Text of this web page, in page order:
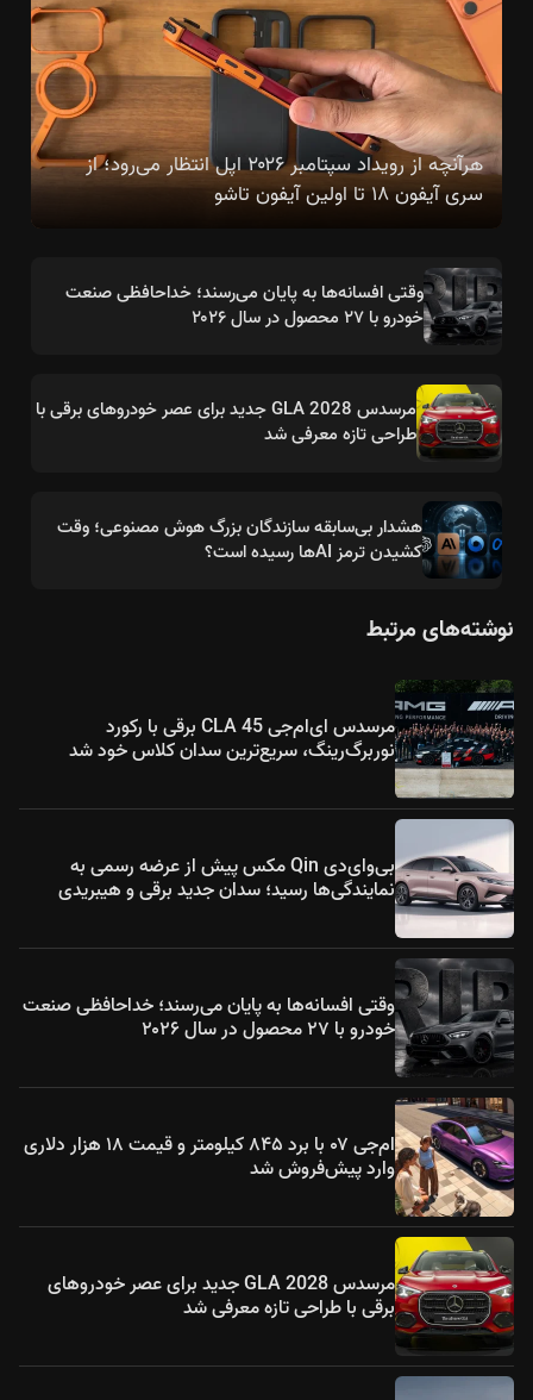
هرآنچه از رویداد سپتامبر ۲۰۲۶ اپل انتظار می‌رود؛ از
سری آیفون ۱۸ تا اولین آیفون تاشو
وقتی افسانه‌ها به پایان می‌رسند؛ خداحافظی صنعت
خودرو با ۲۷ محصول در سال ۲۰۲۶
مرسدس GLA 2028 جدید برای عصر خودروهای برقی با
طراحی تازه معرفی شد
هشدار بی‌سابقه سازندگان بزرگ هوش مصنوعی؛ وقت
کشیدن ترمز AIها رسیده است؟
نوشته‌های مرتبط
مرسدس ای‌ام‌جی CLA 45 برقی با رکورد
نوربرگ‌رینگ، سریع‌ترین سدان کلاس خود شد
بی‌وای‌دی Qin مکس پیش از عرضه رسمی به
نمایندگی‌ها رسید؛ سدان جدید برقی و هیبریدی
وقتی افسانه‌ها به پایان می‌رسند؛ خداحافظی صنعت
خودرو با ۲۷ محصول در سال ۲۰۲۶
ام‌جی ۰۷ با برد ۸۴۵ کیلومتر و قیمت ۱۸ هزار دلاری
وارد پیش‌فروش شد
مرسدس GLA 2028 جدید برای عصر خودروهای
برقی با طراحی تازه معرفی شد